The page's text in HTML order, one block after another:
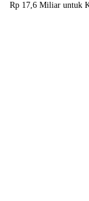
Rp 17,6 Miliar untuk